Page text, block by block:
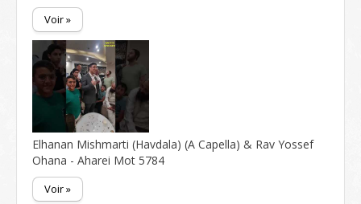
Voir »
Elhanan Mishmarti (Havdala) (A Capella) & Rav Yossef
Ohana - Aharei Mot 5784
Voir »